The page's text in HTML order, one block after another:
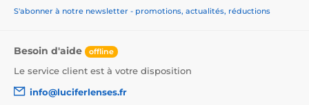
S'abonner à notre newsletter - promotions, actualités, réductions
Besoin d'aide offline
Le service client est à votre disposition
info@luciferlenses.fr